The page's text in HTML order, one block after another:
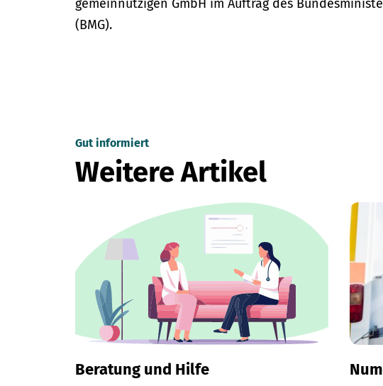
gemeinnützigen GmbH im Auftrag des
(BMG).
Gut informiert
Weitere Artikel
Beratung und Hilfe